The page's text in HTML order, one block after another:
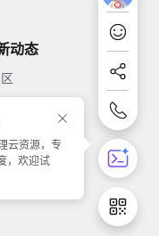
动态
云资源，专
，欢迎试